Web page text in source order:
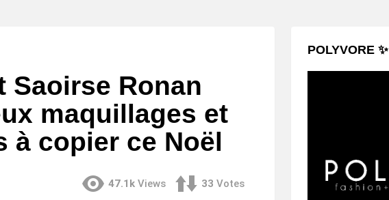
Saoirse Ronan
maquillages et
à copier ce Noël
47.1k Views 33 Votes
POLYVORE ✨